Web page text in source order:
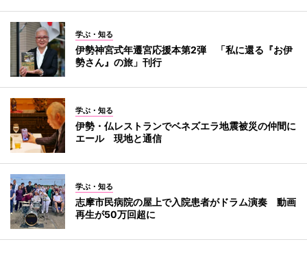
学ぶ・知る
伊勢神宮式年遷宮応援本第2弾 「私に還る『お伊
勢さん』の旅」刊行
学ぶ・知る
伊勢・仏レストランでベネズエラ地震被災の仲間に
エール 現地と通信
学ぶ・知る
志摩市民病院の屋上で入院患者がドラム演奏 動画
再生が50万回超に